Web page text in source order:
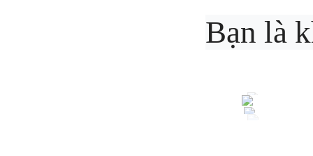
Bạn là